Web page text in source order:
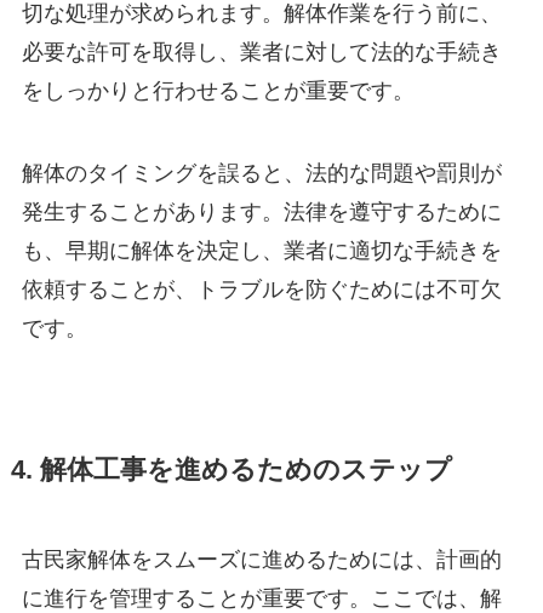
切な処理が求められます。解体作業を行う前に、
必要な許可を取得し、業者に対して法的な手続き
をしっかりと行わせることが重要です。
解体のタイミングを誤ると、法的な問題や罰則が
発生することがあります。法律を遵守するために
も、早期に解体を決定し、業者に適切な手続きを
依頼することが、トラブルを防ぐためには不可欠
です。
4. 解体工事を進めるためのステップ
古民家解体をスムーズに進めるためには、計画的
に進行を管理することが重要です。ここでは、解